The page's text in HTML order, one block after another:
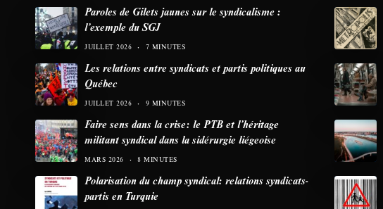
Paroles de Gilets jaunes sur le syndicalisme :
l’exemple du SGJ
JUILLET 2026 7 MINUTES
Les relations entre syndicats et partis politiques au
Québec
JUILLET 2026 9 MINUTES
Faire sens dans la crise: le PTB et l’héritage
militant syndical dans la sidérurgie liégeoise
MARS 2026 8 MINUTES
Polarisation du champ syndical: relations syndicats-
partis en Turquie